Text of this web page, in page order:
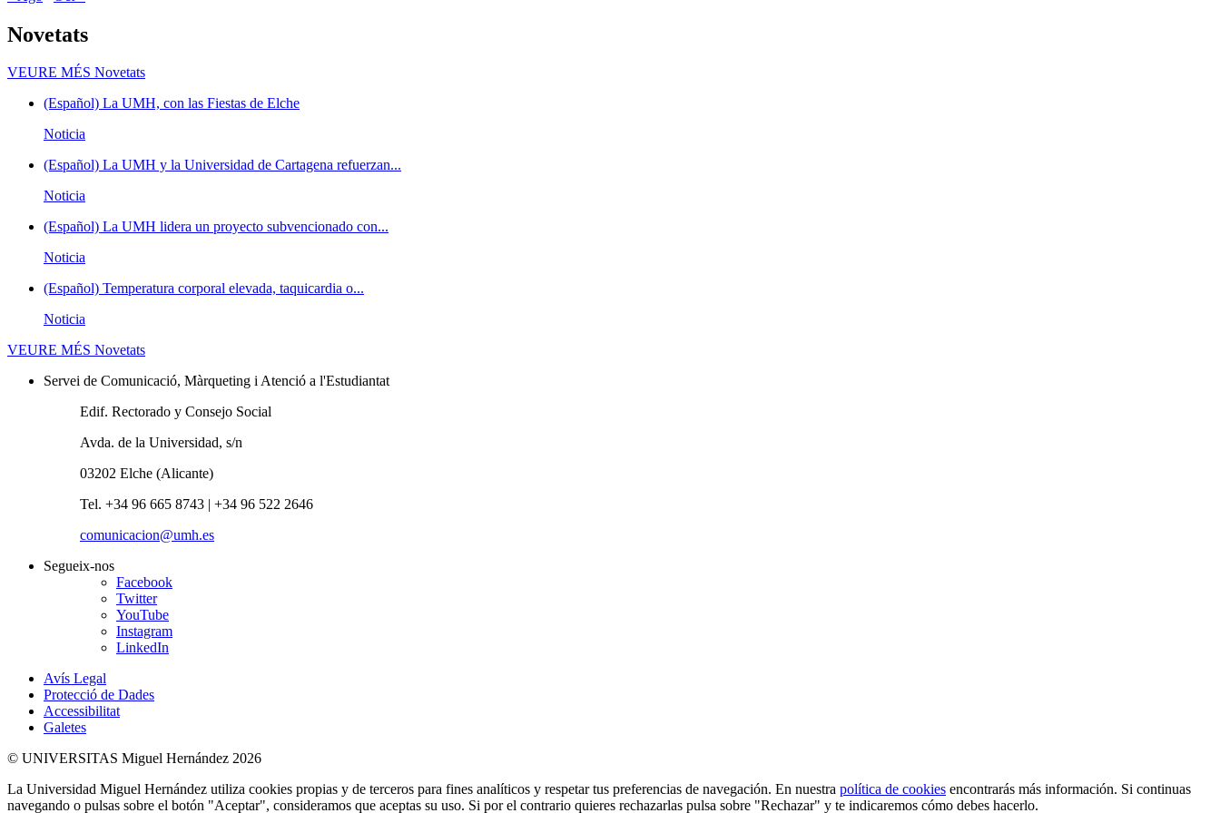
Novetats
VEURE MÉS Novetats
(Español) La UMH, con las Fiestas de Elche
Noticia
(Español) La UMH y la Universidad de Cartagena refuerzan...
Noticia
(Español) La UMH lidera un proyecto subvencionado con...
Noticia
(Español) Temperatura corporal elevada, taquicardia o...
Noticia
VEURE MÉS Novetats
Servei de Comunicació, Màrqueting i Atenció a l'Estudiantat
Edif. Rectorado y Consejo Social
Avda. de la Universidad, s/n
03202 Elche (Alicante)
Tel. +34 96 665 8743 | +34 96 522 2646
comunicacion@umh.es
Segueix-nos
Facebook
Twitter
YouTube
Instagram
LinkedIn
Avís Legal
Protecció de Dades
Accessibilitat
Galetes
© UNIVERSITAS Miguel Hernández 2026
La Universidad Miguel Hernández utiliza cookies propias y de terceros para fines analíticos y respetar tus preferencias de navegación. En nuestra política de cookies encontrarás más información. Si continuas
navegando o pulsas sobre el botón "Aceptar", consideramos que aceptas su uso. Si por el contrario quieres rechazarlas pulsa sobre "Rechazar" y te indicaremos cómo debes hacerlo.